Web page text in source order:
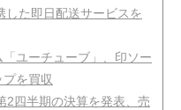
した即日配送サービスを
ユーチューブ」、印ソー
プを買収
2四半期の決算を発表、売